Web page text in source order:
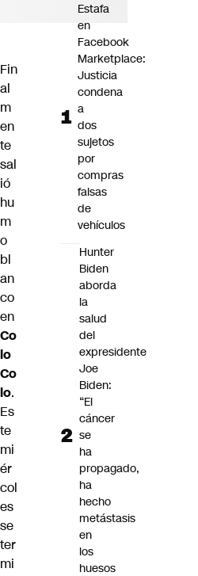
Fin
al
m
en
te
sal
ió
hu
m
o
bl
an
co
en
Co
lo
Co
lo.
Es
te
mi
ér
col
es
se
ter
mi
Estafa
en
Facebook
Marketplace:
Justicia
condena
a
dos
sujetos
por
compras
falsas
de
vehículos
Hunter
Biden
aborda
la
salud
del
expresidente
Joe
Biden:
“El
cáncer
se
ha
propagado,
ha
hecho
metástasis
en
los
huesos